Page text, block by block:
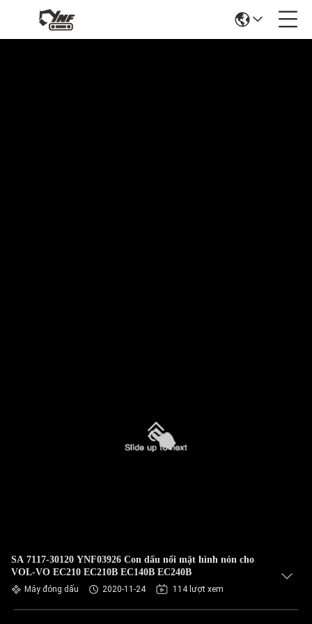
SA 7117-30120 YNF03926 Con dấu nổi mặt hình nón cho
VOL-VO EC210 EC210B EC140B EC240B
Máy đóng dấu 2020-11-24 114 lượt xem